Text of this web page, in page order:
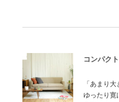
コンパク
「あまり
ゆったり寛